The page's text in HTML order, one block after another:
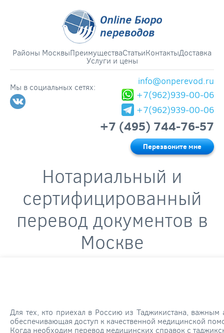
Районы МосквыПреимуществаСтатьиКонтактыДоставка
Услуги и цены
Мы в социальных сетях:
info@onperevod.ru
+7(962)939-00-06
+7(962)939-00-06
+7 (495) 744-76-57
Перезвоните мне
Нотариальный и
сертифицированный
перевод документов в
Москве
Для тех, кто приехал в Россию из Таджикистана, важным
обеспечивающая доступ к качественной медицинской
Когда необходим перевод медицинских справок с